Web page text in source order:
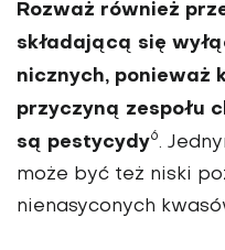
Rozważ również
składającą się
nicznych, ponieważ
przyczyną zespołu
są pestycydy6.
może być też niski
nienasyconych